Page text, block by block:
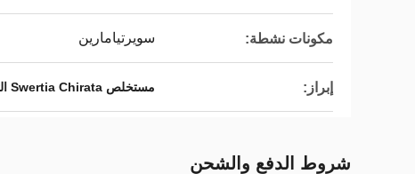
مكونات نشطة: سويرتيامارين
إبراز: مستخلص Swertia Chirata التجميلي
شروط الدفع والشحن